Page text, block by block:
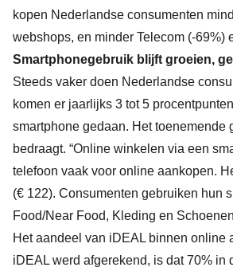
kopen Nederlandse consumenten
webshops, en minder Telecom (-69%)
Smartphonegebruik blijft groeien,
Steeds vaker doen Nederlandse
komen er jaarlijks 3 tot 5
smartphone gedaan. Het toenemende
bedraagt. “Online winkelen via een
telefoon vaak voor online aankopen.
(€ 122). Consumenten gebruiken hun
Food/Near Food, Kleding en
Het aandeel van iDEAL binnen online
iDEAL werd afgerekend, is dat 70%